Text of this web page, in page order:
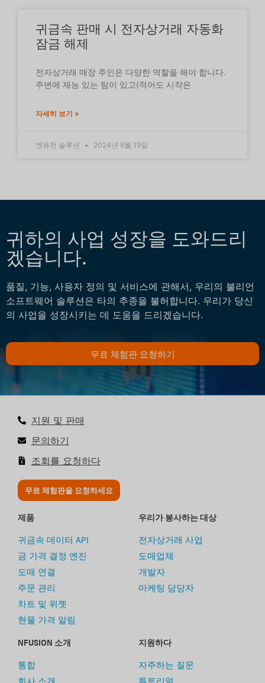
귀금속 판매 시 전자상거래 자동화
잠금 해제
전자상거래 매장 주인은 다양한 역할을 해야 합니다.
주변에 재능 있는 팀이 있고(적어도 시작은
자세히 보기 »
엔퓨전 솔루션 2024년 8월 19일
귀하의 사업 성장을 도와드리
겠습니다.
품질, 기능, 사용자 정의 및 서비스에 관해서, 우리의 불리언
소프트웨어 솔루션은 타의 추종을 불허합니다. 우리가 당신
의 사업을 성장시키는 데 도움을 드리겠습니다.
무료 체험판 요청하기
지원 및 판매
문의하기
조회를 요청하다
무료 체험판을 요청하세요
제품
귀금속 데이터 API
금 가격 결정 엔진
도매 연결
주문 관리
차트 및 위젯
현물 가격 알림
우리가 봉사하는 대상
전자상거래 사업
도매업체
개발자
마케팅 담당자
NFUSION 소개
통합
회사 소개
지원하다
자주하는 질문
튜토리얼